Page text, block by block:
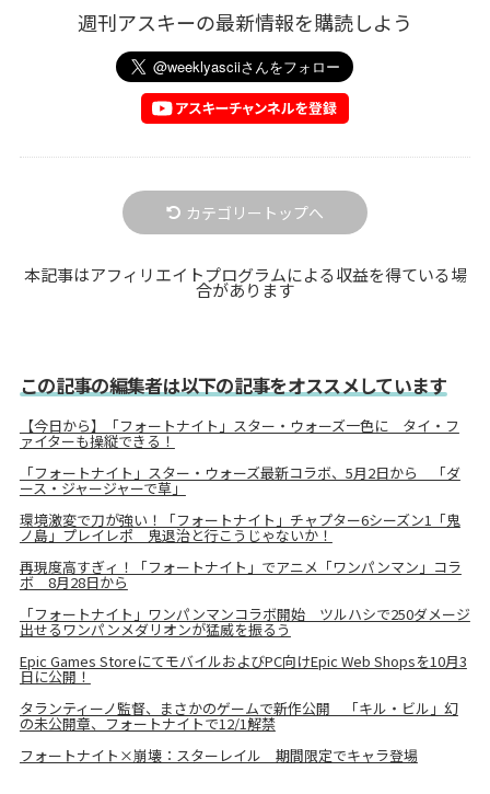
週刊アスキーの最新情報を購読しよう
カテゴリートップへ
本記事はアフィリエイトプログラムによる収益を得ている場
合があります
この記事の編集者は以下の記事をオススメしています
【今日から】「フォートナイト」スター・ウォーズ一色に タイ・フ
ァイターも操縦できる！
「フォートナイト」スター・ウォーズ最新コラボ、5月2日から 「ダ
ース・ジャージャーで草」
環境激変で刀が強い！「フォートナイト」チャプター6シーズン1「鬼
ノ島」プレイレポ 鬼退治と行こうじゃないか！
再現度高すぎィ！「フォートナイト」でアニメ「ワンパンマン」コラ
ボ 8月28日から
「フォートナイト」ワンパンマンコラボ開始 ツルハシで250ダメージ
出せるワンパンメダリオンが猛威を振るう
Epic Games StoreにてモバイルおよびPC向けEpic Web Shopsを10月3
日に公開！
タランティーノ監督、まさかのゲームで新作公開 「キル・ビル」幻
の未公開章、フォートナイトで12/1解禁
フォートナイト×崩壊：スターレイル 期間限定でキャラ登場